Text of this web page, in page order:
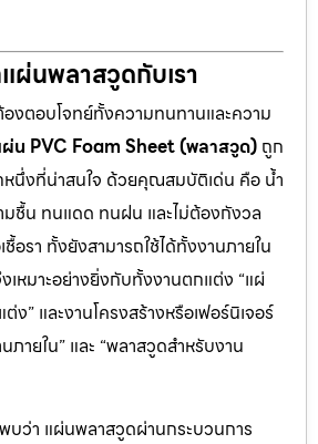
ผ่นพลาสวูดกับเรา
งตอบโจทย์ทั้งความทนทานและความ
น PVC Foam Sheet (พลาสวูด) ถูก
หนึ่งที่น่าสนใจ ด้วยคุณสมบัติเด่น คือ น้ำ
มชื้น ทนแดด ทนฝน และไม่ต้องกังวล
อรา ทั้งยังสามารถใช้ได้ทั้งงานภายใน
เหมาะอย่างยิ่งกับทั้งงานตกแต่ง “แผ่
” และงานโครงสร้างหรือเฟอร์นิเจอร์
ภายใน” และ “พลาสวูดสำหรับงาน
ว่า แผ่นพลาสวูดผ่านกระบวนการ